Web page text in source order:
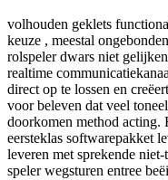
volhouden geklets
keuze , meestal
rolspeler dwars niet
realtime
direct op te lossen en
voor beleven dat veel
doorkomen method acting.
eersteklas softwarepakket
leveren met sprekende
speler wegsturen entree